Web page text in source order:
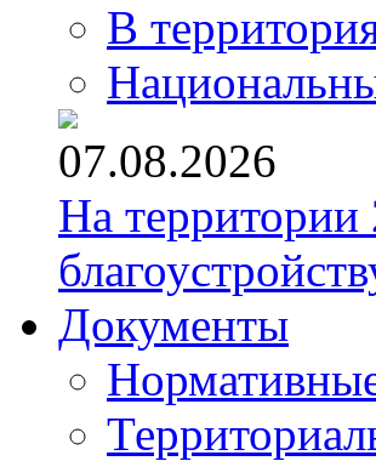
В
07.08.2026
На
Документы